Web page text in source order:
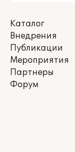
Каталог
Внедрения
Публикации
Мероприятия
Партнеры
Форум